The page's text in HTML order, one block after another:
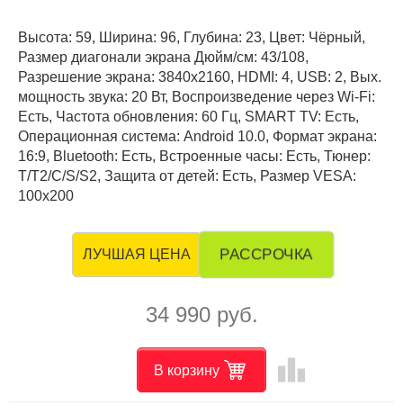
Высота: 59, Ширина: 96, Глубина: 23, Цвет: Чёрный,
Размер диагонали экрана Дюйм/см: 43/108,
Разрешение экрана: 3840x2160, HDMI: 4, USB: 2, Вых.
мощность звука: 20 Вт, Воспроизведение через Wi-Fi:
Есть, Частота обновления: 60 Гц, SMART TV: Есть,
Операционная система: Android 10.0, Формат экрана:
16:9, Bluetooth: Есть, Встроенные часы: Есть, Тюнер:
T/T2/C/S/S2, Защита от детей: Есть, Размер VESA:
100x200
ЛУЧШАЯ ЦЕНА РАССРОЧКА
34 990 руб.
В корзину leaderboard